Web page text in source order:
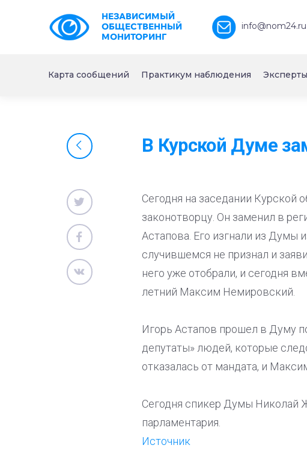
НЕЗАВИСИМЫЙ
ОБЩЕСТВЕННЫЙ
МОНИТОРИНГ
info@nom24.ru
Карта сообщений Практикум наблюдения
В Курской Думе
Сегодня на заседании Курской
законотворцу. Он заменил в
Астапова. Его изгнали из Думы
случившемся не признал и
него уже отобрали, и сегодня
летний Максим Немировский.
Игорь Астапов прошел в Думу
депутаты» людей, которые
отказалась от мандата, и
Сегодня спикер Думы Николай
парламентария.
Источник